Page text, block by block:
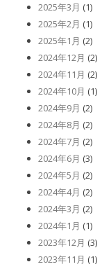
2025年3月 (1)
2025年2月 (1)
2025年1月 (2)
2024年12月 (2)
2024年11月 (2)
2024年10月 (1)
2024年9月 (2)
2024年8月 (2)
2024年7月 (2)
2024年6月 (3)
2024年5月 (2)
2024年4月 (2)
2024年3月 (2)
2024年1月 (1)
2023年12月 (3)
2023年11月 (1)